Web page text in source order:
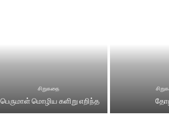
சிறுகதை
பெருமாள் மொழிய களிறு எறிந்த